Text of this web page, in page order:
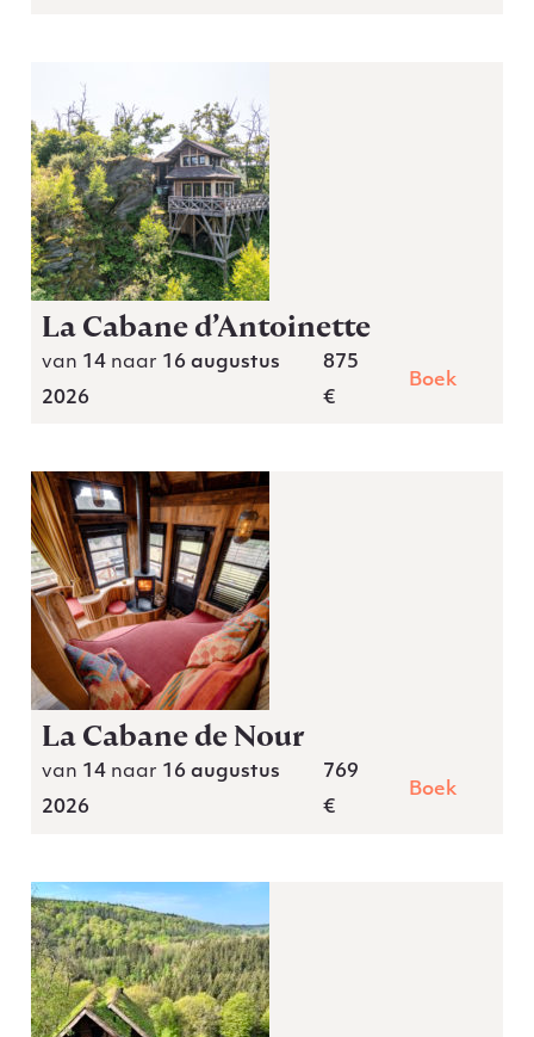
La Cabane d’Antoinette
van 14naar 16 augustus
2026
875
€
Boek
La Cabane de Nour
van 14naar 16 augustus
2026
769
€
Boek